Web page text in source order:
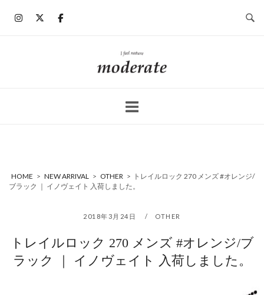
ホ
ー
HOME > NEW ARRIVAL > OTHER > トレイルロック 270 メンズ #オレンジ/
ブラック ｜ イノヴェイト 入荷しました。
2018年3月24日 OTHER
トレイルロック 270 メンズ #オレンジ/ブ
ラック ｜ イノヴェイト 入荷しました。